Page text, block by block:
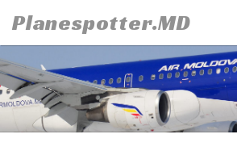
to
content
Planespotter.MD